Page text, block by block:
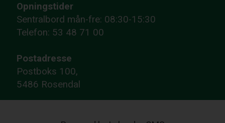
Opningstider
Sentralbord mån-fre: 08:30-15:30
Telefon: 53 48 71 00
Postadresse
Postboks 100,
5486 Rosendal